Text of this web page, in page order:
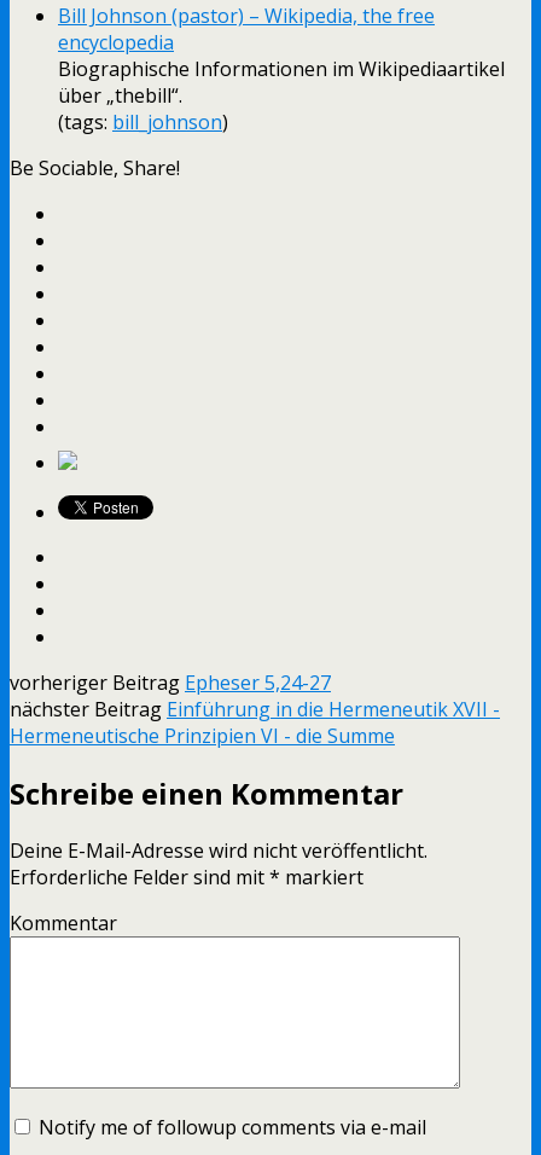
Bill Johnson (pastor) – Wikipedia, the free
encyclopedia
Biographische Informationen im Wikipediaartikel
über „thebill“.
(tags: bill_johnson)
Be Sociable, Share!
vorheriger Beitrag Epheser 5,24-27
nächster Beitrag Einführung in die Hermeneutik XVII -
Hermeneutische Prinzipien VI - die Summe
Schreibe einen Kommentar
Deine E-Mail-Adresse wird nicht veröffentlicht.
Erforderliche Felder sind mit* markiert
Kommentar
Notify me of followup comments via e-mail